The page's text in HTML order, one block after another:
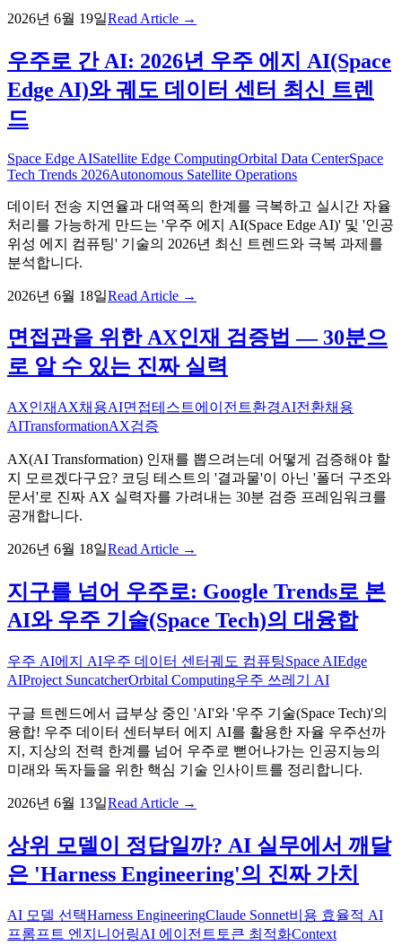
2026년 6월 19일Read Article →
우주로 간 AI: 2026년 우주 에지 AI(Space
Edge AI)와 궤도 데이터 센터 최신 트렌
드
Space Edge AISatellite Edge ComputingOrbital Data CenterSpace
Tech Trends 2026Autonomous Satellite Operations
데이터 전송 지연율과 대역폭의 한계를 극복하고 실시간 자율
처리를 가능하게 만드는 '우주 에지 AI(Space Edge AI)' 및 '인공
위성 에지 컴퓨팅' 기술의 2026년 최신 트렌드와 극복 과제를
분석합니다.
2026년 6월 18일Read Article →
면접관을 위한 AX인재 검증법 — 30분으
로 알 수 있는 진짜 실력
AX인재 AX채용AI면접테스트에이전트환경AI전환채용
AITransformationAX검증
AX(AI Transformation) 인재를 뽑으려는데 어떻게 검증해야 할
지 모르겠다구요? 코딩 테스트의 '결과물'이 아닌 '폴더 구조와
문서'로 진짜 AX 실력자를 가려내는 30분 검증 프레임워크를
공개합니다.
2026년 6월 18일Read Article →
지구를 넘어 우주로: Google Trends로 본
AI와 우주 기술(Space Tech)의 대융합
우주 AI에지 AI우주 데이터 센터궤도 컴퓨팅Space AIEdge
AIProject SuncatcherOrbital Computing우주 쓰레기 AI
구글 트렌드에서 급부상 중인 'AI'와 '우주 기술(Space Tech)'의
융합! 우주 데이터 센터부터 에지 AI를 활용한 자율 우주선까
지, 지상의 전력 한계를 넘어 우주로 뻗어나가는 인공지능의
미래와 독자들을 위한 핵심 기술 인사이트를 정리합니다.
2026년 6월 13일Read Article →
상위 모델이 정답일까? AI 실무에서 깨달
은 'Harness Engineering'의 진짜 가치
AI 모델 선택Harness EngineeringClaude Sonnet비용 효율적 AI
프롬프트 엔지니어링AI 에이전트 토큰 최적화Context